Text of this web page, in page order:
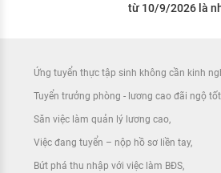
từ 10/9/2026 là
Ứng tuyển thực tập sinh không cần kinh
Tuyển trưởng phòng - lương cao đãi ngộ tốt
Săn việc làm quản lý lương cao
Việc đang tuyển – nộp hồ sơ liền tay
Bứt phá thu nhập với việc làm BĐS